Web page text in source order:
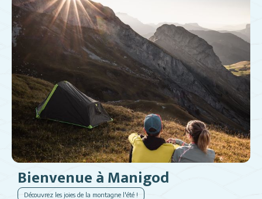
Bienvenue à Manigod
Découvrez les joies de la montagne l'été !